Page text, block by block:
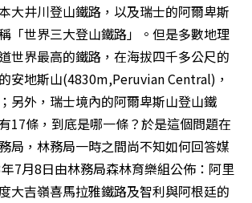
大井川登山鐵路，以及瑞士的阿爾卑斯
「世界三大登山鐵路」。但是多數地理
世界最高的鐵路，在海拔四千多公尺的
安地斯山(4830m,Peruvian Central)，
另外，瑞士境內的阿爾卑斯山登山鐵
17條，到底是哪一條？於是這個問題在
局，林務局一時之間尚不知如何回答媒
7月8日由林務局森林育樂組公佈：阿里
大吉嶺喜馬拉雅鐵路及智利與阿根廷的